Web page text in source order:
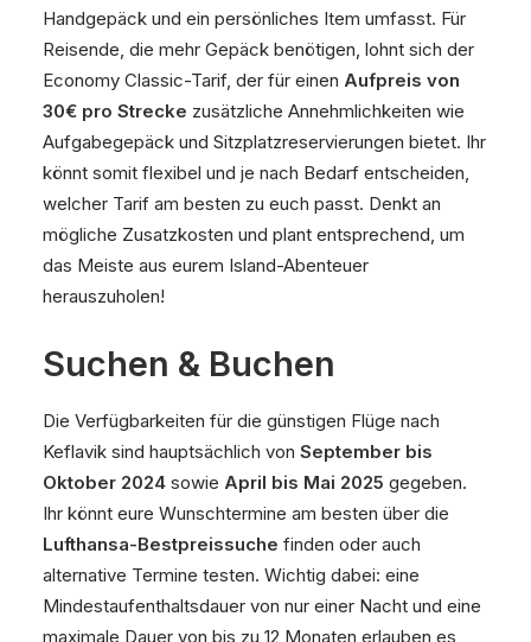
Handgepäck und ein persönliches Item umfasst. Für
Reisende, die mehr Gepäck benötigen, lohnt sich der
Economy Classic-Tarif, der für einen Aufpreis von
30€ pro Strecke zusätzliche Annehmlichkeiten wie
Aufgabegepäck und Sitzplatzreservierungen bietet. Ihr
könnt somit flexibel und je nach Bedarf entscheiden,
welcher Tarif am besten zu euch passt. Denkt an
mögliche Zusatzkosten und plant entsprechend, um
das Meiste aus eurem Island-Abenteuer
herauszuholen!
Suchen & Buchen
Die Verfügbarkeiten für die günstigen Flüge nach
Keflavik sind hauptsächlich von September bis
Oktober 2024 sowie April bis Mai 2025 gegeben.
Ihr könnt eure Wunschtermine am besten über die
Lufthansa-Bestpreissuche finden oder auch
alternative Termine testen. Wichtig dabei: eine
Mindestaufenthaltsdauer von nur einer Nacht und eine
maximale Dauer von bis zu 12 Monaten erlauben es